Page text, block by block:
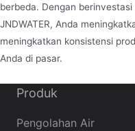
berbeda. Dengan
JNDWATER, Anda
meningkatkan konsistensi
Anda di pasar.
Produk
Pengolahan Air